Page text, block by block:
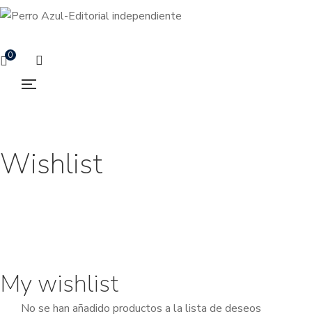
0
Wishlist
My wishlist
No se han añadido productos a la lista de deseos